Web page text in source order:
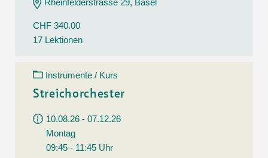
Rheinfelderstrasse 29, Basel
CHF 340.00
17 Lektionen
Instrumente / Kurs
Streichorchester
10.08.26 - 07.12.26
Montag
09:45 - 11:45 Uhr